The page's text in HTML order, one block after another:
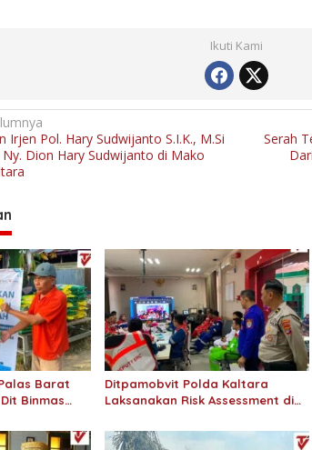
Ikuti Kami
Irjen Pol. Hary Sudwijanto S.I.K., M.Si
Dion Hary Sudwijanto di Mako
Serah
Barat
Binmas
Ditpamobvit Polda Kaltara
Laksanakan Risk Assessment di